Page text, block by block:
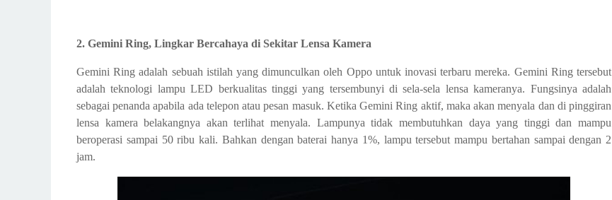
2. Gemini Ring, Lingkar Bercahaya di Sekitar Lensa Kamera
Gemini Ring adalah sebuah istilah yang dimunculkan oleh Oppo untuk inovasi terbaru mereka. Gemini Ring tersebut
adalah teknologi lampu LED berkualitas tinggi yang tersembunyi di sela-sela lensa kameranya. Fungsinya adalah
sebagai penanda apabila ada telepon atau pesan masuk. Ketika Gemini Ring aktif, maka akan menyala dan di pinggiran
lensa kamera belakangnya akan terlihat menyala. Lampunya tidak membutuhkan daya yang tinggi dan mampu
beroperasi sampai 50 ribu kali. Bahkan dengan baterai hanya 1%, lampu tersebut mampu bertahan sampai dengan 2
jam.